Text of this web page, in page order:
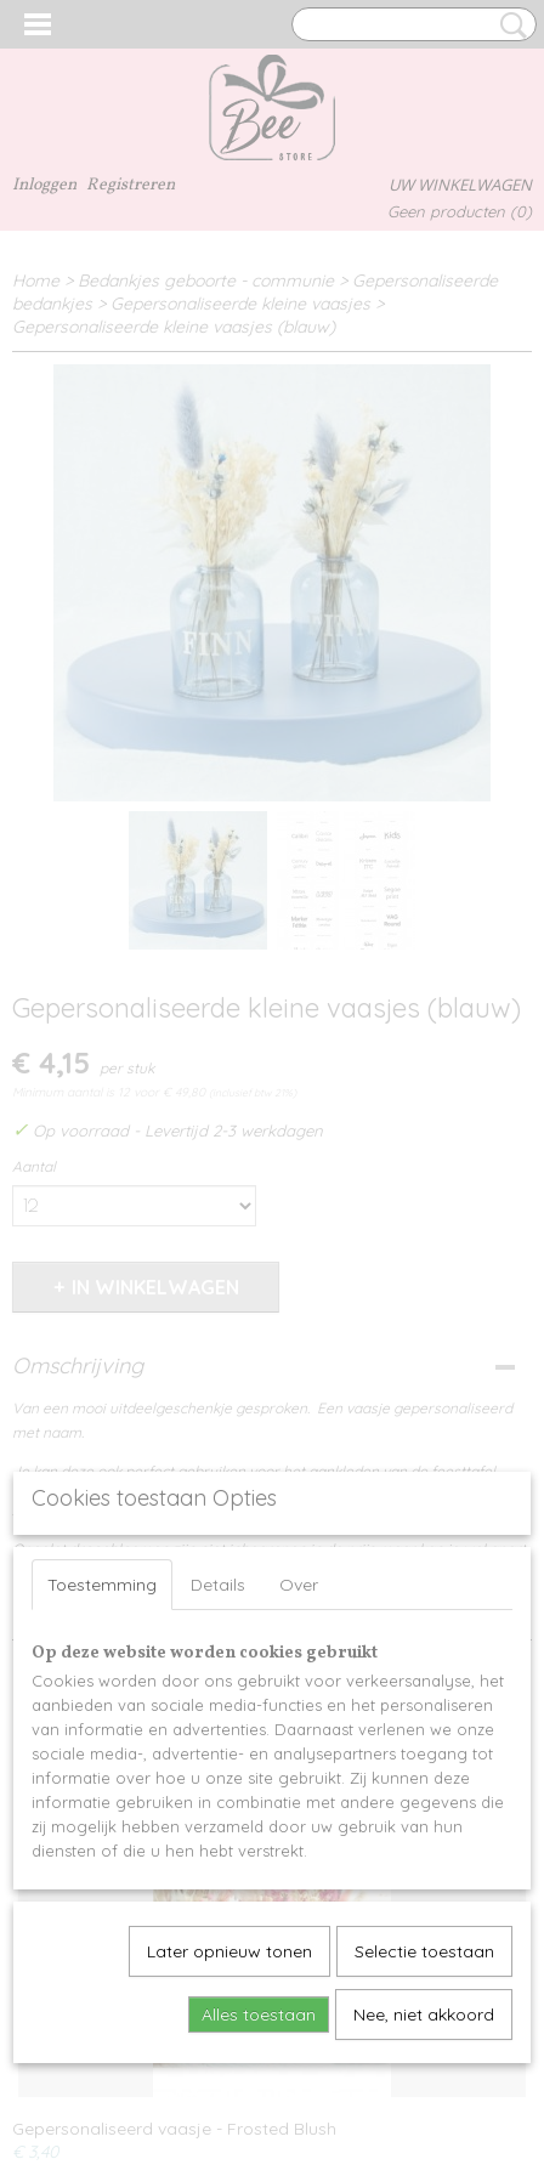
Inloggen Registreren UW WINKELWAGEN
Geen producten (0)
Home > Bedankjes geboorte - communie > Gepersonaliseerde
bedankjes > Gepersonaliseerde kleine vaasjes >
Gepersonaliseerde kleine vaasjes (blauw)
Gepersonaliseerde kleine vaasjes (blauw)
€ 4,15 per stuk
Minimum aantal is 12 voor € 49,80
✓ Op voorraad - Levertijd 2-3 werkdagen
Aantal
Omschrijving
Van een mooi uitdeelgeschenkje gesproken. Een vaasje gepersonaliseerd
met naam.
Je kan deze ook perfect gebruiken voor het aankleden van de feesttafel
Afmetingen : diameter 5 cm - hoogte 7,0 cm
Opgelet droogbloemen zijn niet inbegrepen in de prijs maar kan je wel apart
beestore.aalter@gmail.com
Ook interessant
Gepersonaliseerd vaasje - Frosted Blush
€ 3,40
Cookies toestaan Opties
Toestemming Details Over
Op deze website worden cookies gebruikt
Cookies worden door ons gebruikt voor verkeersanalyse, het
aanbieden van sociale media-functies en het personaliseren
van informatie en advertenties. Daarnaast verlenen we onze
sociale media-, advertentie- en analysepartners toegang tot
informatie over hoe u onze site gebruikt. Zij kunnen deze
informatie gebruiken in combinatie met andere gegevens die
zij mogelijk hebben verzameld door uw gebruik van hun
diensten of die u hen hebt verstrekt.
Later opnieuw tonen Selectie toestaan
Alles toestaan Nee, niet akkoord